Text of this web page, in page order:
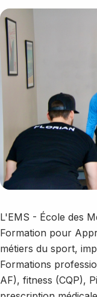
L'EMS - École des
Formation pour
métiers du sport,
Formations
AF), fitness (CQP),